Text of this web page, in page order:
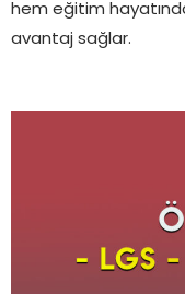
hem eğitim
avantaj sağlar.